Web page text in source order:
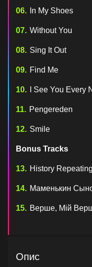
In My Shoes
Without You
Sing It Out
Find Me
I See You Every
Pengereden
Smile
Bonus Tracks
History Repeating
Маменькин
Верше, Мій
Опис